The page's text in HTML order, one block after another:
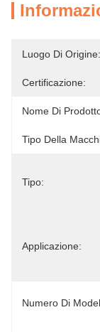
Luogo Di Origine:
Certificazione:
Nome Di
Tipo Della
Tipo:
Applicazione:
Numero Di